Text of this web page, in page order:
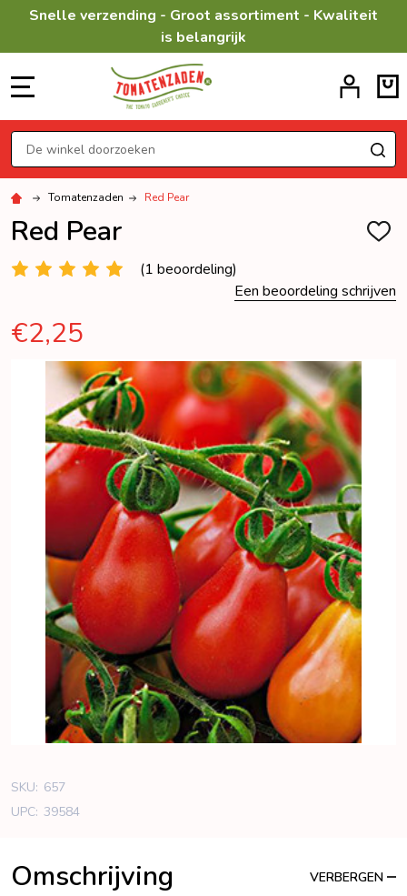
Snelle verzending - Groot assortiment - Kwaliteit
is belangrijk
Zoeken
Tomatenzaden Red Pear
Red Pear
(1 beoordeling)
Een beoordeling schrijven
€2,25
SKU: 657
UPC: 39584
Omschrijving VERBERGEN